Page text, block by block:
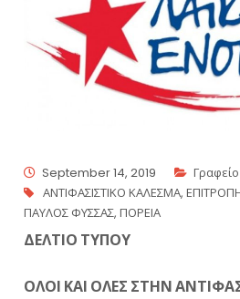
September 14, 2019
ΑΝΤΙΦΑΣΙΣΤΙΚΟ ΚΑΛΕΣΜΑ,
ΠΑΥΛΟΣ ΦΥΣΣΑΣ,ΠΟΡΕΙΑ
ΔΕΛΤΙΟ ΤΥΠΟΥ
ΟΛΟΙ ΚΑΙ ΟΛΕΣ ΣΤΗΝ